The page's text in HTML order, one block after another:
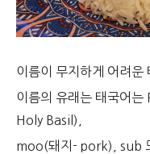
이름이 무지하게 어려운
이름의 유래는 태국어
Holy Basil),
moo(돼지- pork), sub